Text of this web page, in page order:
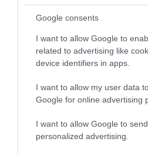
Google consents
I want to allow Google to
related to advertising like
device identifiers in apps.
I want to allow my user data
Google for online advertising
I want to allow Google to
personalized advertising.